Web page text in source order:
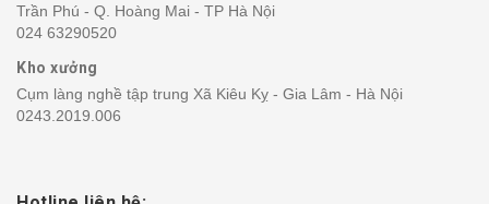
Trần Phú - Q. Hoàng Mai - TP Hà Nội
024 63290520
Kho xưởng
Cụm làng nghề tập trung Xã Kiêu Kỵ - Gia Lâm - Hà Nội
0243.2019.006